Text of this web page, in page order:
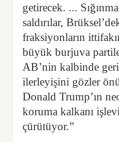
getirecek. ...
saldırılar,
fraksiyonların
büyük burjuva
AB’nin kalbinde
ilerleyişini gözler
Donald Trump’ın
koruma kalkanı
çürütüyor.”